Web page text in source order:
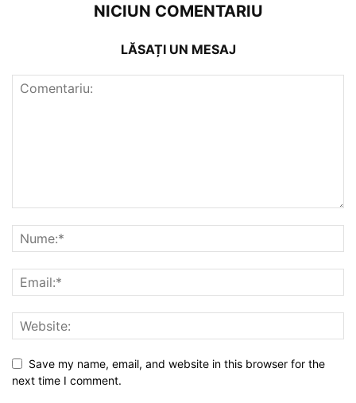
NICIUN COMENTARIU
LĂSAȚI UN MESAJ
Save my name, email, and website in this browser for the
next time I comment.